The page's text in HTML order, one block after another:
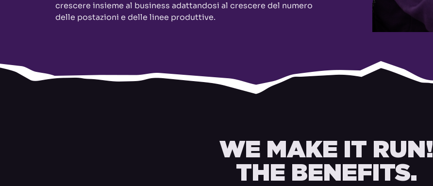
crescere insieme al business adattandosi al crescere del numero
delle postazioni e delle linee produttive.
WE MAKE IT RUN!
THE BENEFITS.